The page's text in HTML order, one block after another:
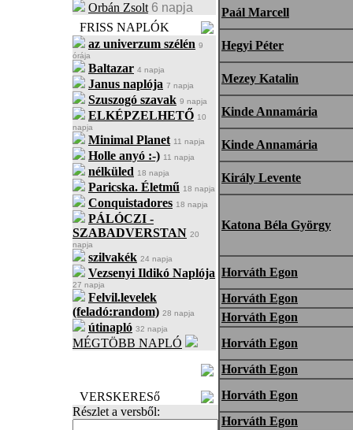
Orbán Zsolt 6 napja
FRISS NAPLÓK
az univerzum szélén 9
órája
Baltazar 4 napja
Janus naplója 7 napja
Szuszogó szavak 9 napja
ELKÉPZELHETŐ 10
napja
Minimal Planet 11 napja
Holle anyó :-) 11 napja
nélküled 18 napja
Paricska. Életmű 18 napja
Conquistadores 18 napja
PÁLÓCZI -
SZABADVERSTAN 20
napja
szilvakék 24 napja
Vezsenyi Ildikó Naplója
27 napja
Felvil.levelek
(feladó:random) 28 napja
útinapló 32 napja
MÉGTÖBB NAPLÓ
VERSKERESő
Részlet a versből:
Paál Marcell
Hegyi Péter
Mezey Katalin
Kinde Annamária
Kinde Annamária
Király Levente
Katona Béla György
Horváth Egon
Horváth Egon
Horváth Egon
Horváth Egon
Horváth Egon
Horváth Egon
Horváth Egon